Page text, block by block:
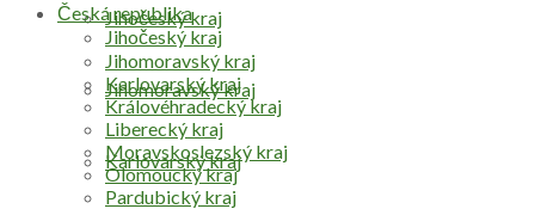
Jihočeský kraj
Jihomoravský kraj
Karlovarský kraj
Česká republika
Jihočeský kraj
Jihomoravský kraj
Karlovarský kraj
Královéhradecký kraj
Liberecký kraj
Moravskoslezský kraj
Olomoucký kraj
Pardubický kraj